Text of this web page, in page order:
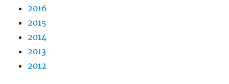
2016
2015
2014
2013
2012